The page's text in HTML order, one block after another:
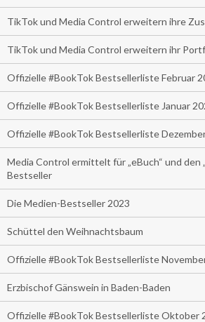
TikTok und Media Control erweitern ihre
TikTok und Media Control erweitern ihr
Offizielle #BookTok Bestsellerliste Februar
Offizielle #BookTok Bestsellerliste Januar
Offizielle #BookTok Bestsellerliste
Media Control ermittelt für „eBuch“ und den
Bestseller
Die Medien-Bestseller 2023
Schüttel den Weihnachtsbaum
Offizielle #BookTok Bestsellerliste
Erzbischof Gänswein in Baden-Baden
Offizielle #BookTok Bestsellerliste Oktober